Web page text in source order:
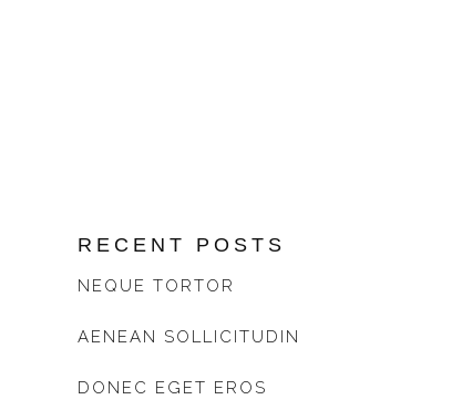
RECENT POSTS
NEQUE TORTOR
AENEAN SOLLICITUDIN
DONEC EGET EROS